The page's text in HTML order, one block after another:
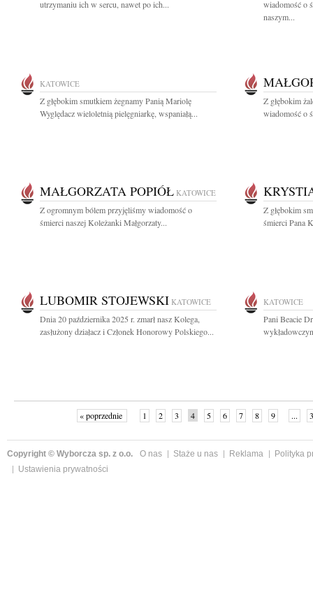
utrzymaniu ich w sercu, nawet po ich...
wiadomość o
naszym...
KATOWICE
Z głębokim smutkiem żegnamy Panią Mariolę
Wyględacz wieloletnią pielęgniarkę, wspaniałą...
Z głębokim
wiadomość o
MAŁGORZATA POPIÓŁ KATOWICE
Z ogromnym bólem przyjęliśmy wiadomość o
śmierci naszej Koleżanki Małgorzaty...
Z głębokim
śmierci Pana
LUBOMIR STOJEWSKI KATOWICE
Dnia 20 października 2025 r. zmarł nasz Kolega,
zasłużony działacz i Członek Honorowy Polskiego...
KATOWICE
Pani Beacie
« poprzednie 1 2 3 4 5 6 7 8 9 ...
Copyright © Wyborcza sp. z o.o. O nas Staże u nas Reklama
Polityka
Ustawienia prywatności